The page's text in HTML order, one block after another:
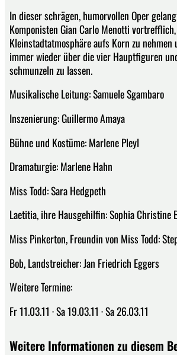
In dieser schrägen, humorvollen Oper
Komponisten Gian Carlo Menotti
Kleinstadtatmosphäre aufs Korn zu nehmen
immer wieder über die vier Hauptfiguren
schmunzeln zu lassen.
Musikalische Leitung: Samuele Sgambaro
Inszenierung: Guillermo Amaya
Bühne und Kostüme: Marlene Pleyl
Dramaturgie: Marlene Hahn
Miss Todd: Sara Hedgpeth
Laetitia, ihre Hausgehilfin: Sophia Christine
Miss Pinkerton, Freundin von Miss Todd:
Bob, Landstreicher: Jan Friedrich Eggers
Weitere Termine:
Fr 11.03.11 · Sa 19.03.11 · Sa 26.03.11
Weitere Informationen zu diesem